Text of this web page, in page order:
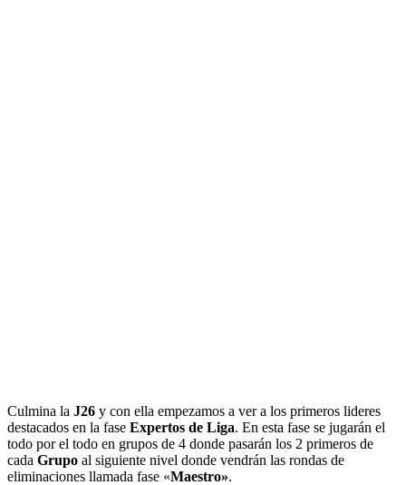
Culmina la J26 y con ella empezamos a ver a los primeros lideres
destacados en la fase Expertos de Liga. En esta fase se jugarán el
todo por el todo en grupos de 4 donde pasarán los 2 primeros de
cada Grupo al siguiente nivel donde vendrán las rondas de
eliminaciones llamada fase «Maestro».